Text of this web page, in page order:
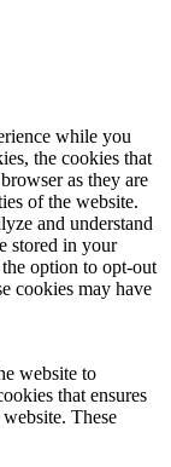
while you
the cookies that
as they are
of the website.
and understand
stored in your
option to opt-out
cookies may have
website to
that ensures
These